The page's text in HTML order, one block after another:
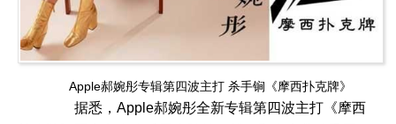
Apple郝婉彤专辑第四波主打 杀手锏《摩西扑克牌》
据悉，Apple郝婉彤全新专辑第四波主打《摩西